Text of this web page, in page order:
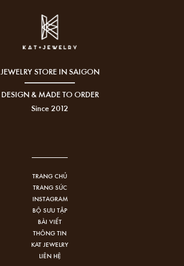
JEWELRY STORE IN SAIGON
DESIGN & MADE TO ORDER
Since 2012
TRANG CHỦ
TRANG SỨC
INSTAGRAM
BỘ SƯU TẬP
BÀI VIẾT
THÔNG TIN
KAT JEWELRY
LIÊN HỆ